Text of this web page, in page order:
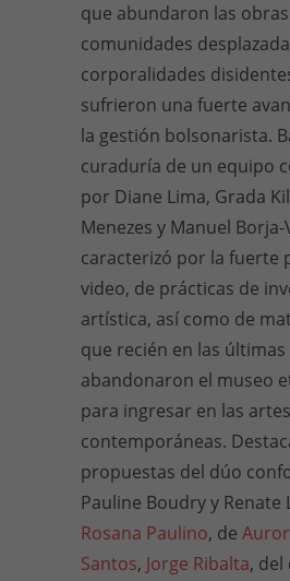
que abundaron las
comunidades
corporalidades
sufrieron una fuerte
la gestión bolsonarista.
curaduría de un equipo
por Diane Lima, Grada
Menezes y Manuel Borja-
caracterizó por la fuerte
video, de prácticas de
artística, así como de
que recién en las últimas
abandonaron el museo
para ingresar en las artes
contemporáneas.
propuestas del dúo
Pauline Boudry y Renate
Rosana Paulino, de
Santos, Jorge Ribalta, del